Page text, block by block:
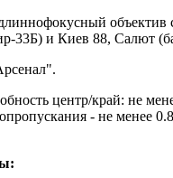
объектив
33Б) и Киев 88, Салют
центр/край: не
- не менее